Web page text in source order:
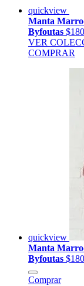
quickview
Manta
Byfoutas
VER
COMPRAR
quickview
Manta
Byfoutas
Comprar